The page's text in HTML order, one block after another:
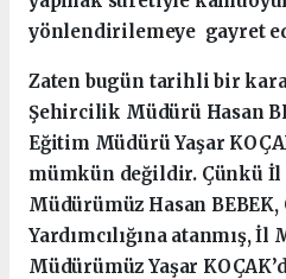
yönlendirilemeye gayret
Zaten bugün tarihli bir
Şehircilik Müdürü Hasan
Eğitim Müdürü Yaşar
mümkün değildir. Çünkü İl
Müdürümüz Hasan
Yardımcılığına atanmış,
Müdürümüz Yaşar